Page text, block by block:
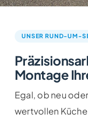
UNSER RUND-UM-
Montage
Egal, ob neu
wertvollen